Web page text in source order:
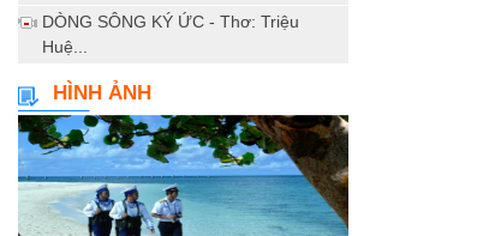
Chùm ảnh “Kéo lưới rùng”
của NSNA...
ĐỒNG ĐỘI ƠI, CÁC ANH ĐÃ
TRỞ VỀ!
DÒNG SÔNG KÝ ỨC - Thơ: Triệu
Huệ...
HÌNH ẢNH